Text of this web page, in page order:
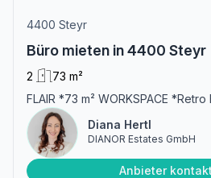
4400 Steyr
Büro mieten in 4400 Steyr
2
73 m²
FLAIR *73 m² WORKSPACE
Diana Hertl
DIANOR Estates GmbH
Anbieter